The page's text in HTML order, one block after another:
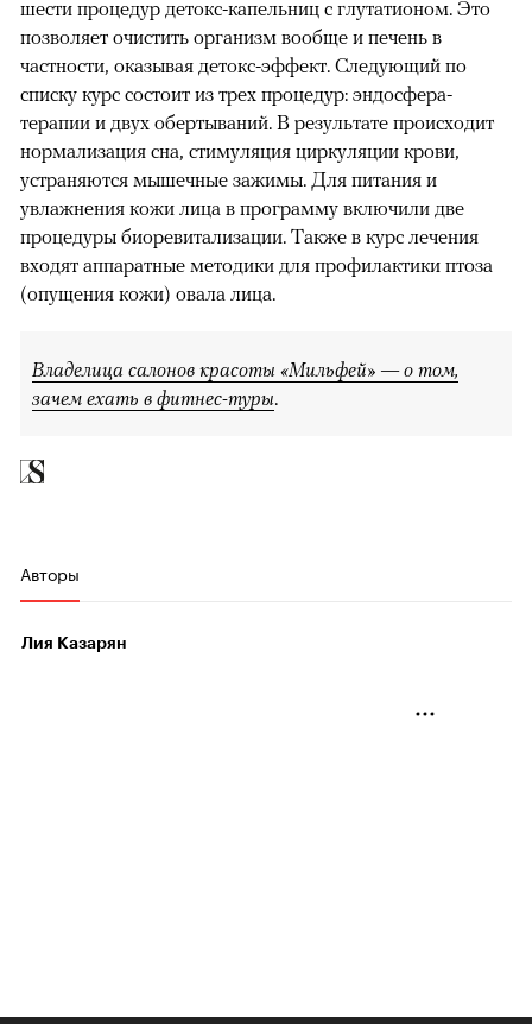
шести процедур детокс-капельниц с глутатионом. Это
позволяет очистить организм вообще и печень в
частности, оказывая детокс-эффект. Следующий по
списку курс состоит из трех процедур: эндосфера-
терапии и двух обертываний. В результате происходит
нормализация сна, стимуляция циркуляции крови,
устраняются мышечные зажимы. Для питания и
увлажнения кожи лица в программу включили две
процедуры биоревитализации. Также в курс лечения
входят аппаратные методики для профилактики птоза
(опущения кожи) овала лица.
Владелица салонов красоты «Мильфей» — о том,
зачем ехать в фитнес-туры.
Авторы
Лия Казарян